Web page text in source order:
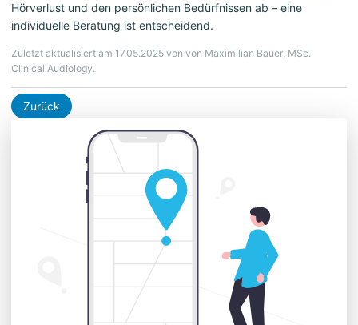
Hörverlust und den persönlichen Bedürfnissen ab – eine
individuelle Beratung ist entscheidend.
Zuletzt aktualisiert am 17.05.2025 von von Maximilian Bauer, MSc.
Clinical Audiology.
Zurück